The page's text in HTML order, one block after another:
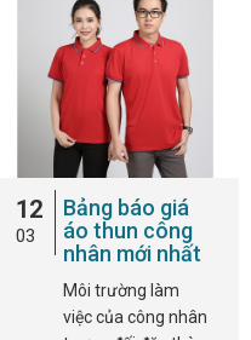
12
03
Bảng báo giá
áo thun công
nhân mới nhất
Môi trường làm
việc của công nhân